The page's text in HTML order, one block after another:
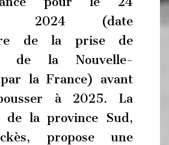
2024 (date
de la prise de
de la Nouvelle-
par la France) avant
à 2025. La
de la province Sud,
propose une